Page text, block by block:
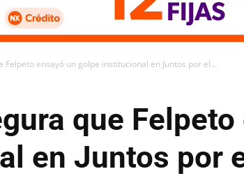
Felpeto ensayó un golpe institucional en Juntos por el...
que
en Juntos por